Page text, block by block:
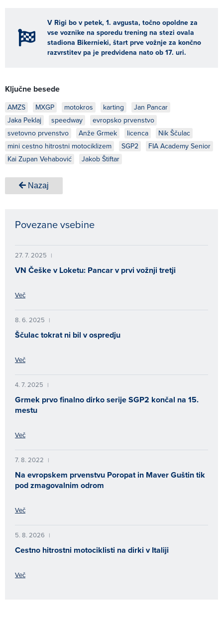
V Rigi bo v petek, 1. avgusta, točno opoldne za
vse voznike na sporedu trening na stezi ovala
stadiona Bikernieki, štart prve vožnje za končno
razvrstitev pa je predvidena nato ob 17. uri.
Ključne besede
AMZS MXGP motokros karting
Jan Pancar
Jaka Peklaj
speedway
evropsko prvenstvo
svetovno prvenstvo
Anže Grmek licenca
Nik Ščulac
mini cestno hitrostni motociklizem
SGP2
FIA Academy Senior
Kai Zupan Vehabović
Jakob Štiftar
Nazaj
Povezane vsebine
27. 7. 2025 |
VN Češke v Loketu: Pancar v prvi vožnji tretji
Več
8. 6. 2025 |
Ščulac tokrat ni bil v ospredju
Več
4. 7. 2025 |
Grmek prvo finalno dirko serije SGP2 končal na 15.
mestu
Več
7. 8. 2022 |
Na evropskem prvenstvu Poropat in Maver Guštin tik
pod zmagovalnim odrom
Več
5. 8. 2026 |
Cestno hitrostni motociklisti na dirki v Italiji
Več